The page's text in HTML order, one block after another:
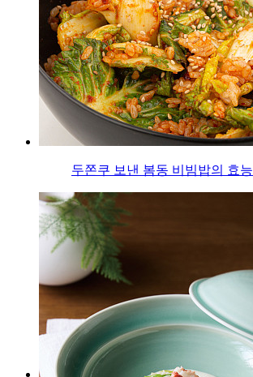
두쫀쿠 보낸 봄동 비빔밥의 효능